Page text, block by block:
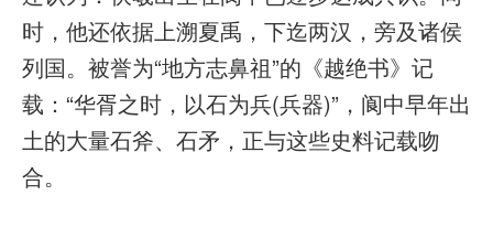
时，他还依据上溯夏禹，下迄两汉，旁及诸侯
列国。被誉为“地方志鼻祖”的《越绝书》记
载：“华胥之时，以石为兵(兵器)”，阆中早年出
土的大量石斧、石矛，正与这些史料记载吻
合。